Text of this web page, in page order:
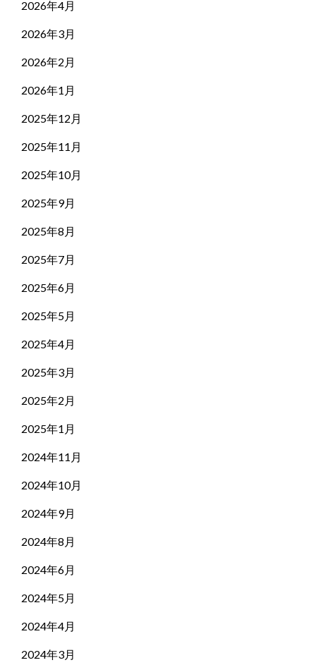
2026年4月
2026年3月
2026年2月
2026年1月
2025年12月
2025年11月
2025年10月
2025年9月
2025年8月
2025年7月
2025年6月
2025年5月
2025年4月
2025年3月
2025年2月
2025年1月
2024年11月
2024年10月
2024年9月
2024年8月
2024年6月
2024年5月
2024年4月
2024年3月